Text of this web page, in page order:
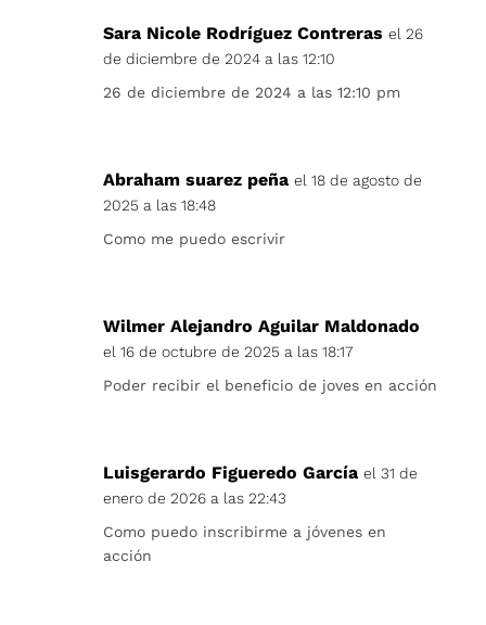
Sara Nicole Rodríguez Contreras el 26
de diciembre de 2024 a las 12:10
26 de diciembre de 2024 a las 12:10 pm
Abraham suarez peña el 18 de agosto de
2025 a las 18:48
Como me puedo escrivir
Wilmer Alejandro Aguilar Maldonado
el 16 de octubre de 2025 a las 18:17
Poder recibir el beneficio de joves en acción
Luisgerardo Figueredo García el 31 de
enero de 2026 a las 22:43
Como puedo inscribirme a jóvenes en
acción